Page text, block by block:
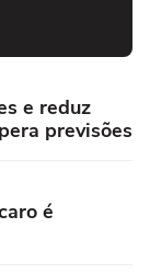
e reduz
previsões
é